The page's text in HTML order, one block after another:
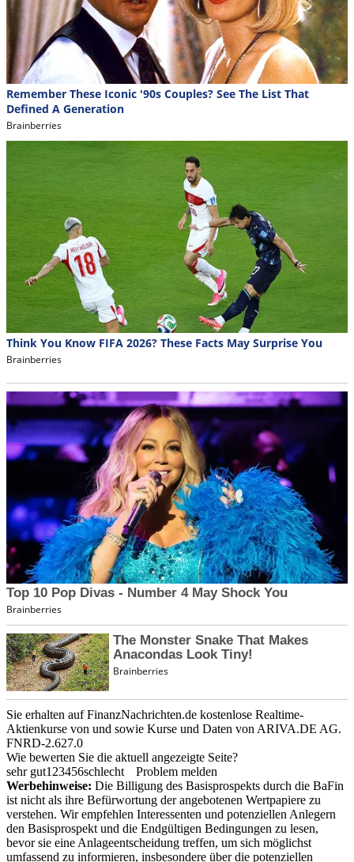
Sie erhalten auf FinanzNachrichten.de kostenlose Realtime-
Aktienkurse von und sowie Kurse und Daten von ARIVA.DE AG.
FNRD-2.627.0
Wie bewerten Sie die aktuell angezeigte Seite?
sehr gut1 23456schlecht
Problem melden
Werbehinweise: Die Billigung des Basisprospekts durch die BaFin
ist nicht als ihre Befürwortung der angebotenen Wertpapiere zu
verstehen. Wir empfehlen Interessenten und potenziellen Anlegern
den Basisprospekt und die Endgültigen Bedingungen zu lesen,
bevor sie eine Anlageentscheidung treffen, um sich möglichst
umfassend zu informieren, insbesondere über die potenziellen